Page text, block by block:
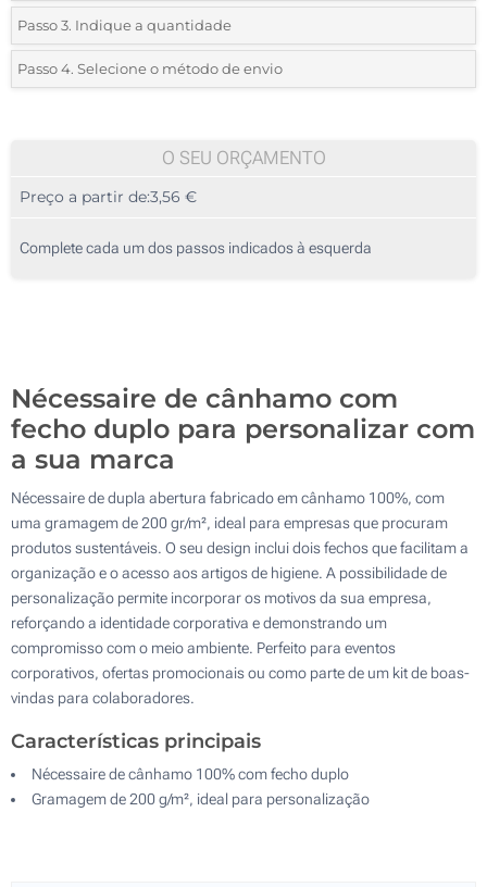
*Selecione o tipo de marcação e as cores do logotipo:
1 Cor (Na frente)
Passo 3. Indique a quantidade
*Quantidade mínima:10
20
50
Passo 4. Selecione o método de envio
O SEU ORÇAMENTO
Preço a partir de:3,56 €
Complete cada um dos passos indicados à esquerda
Nécessaire de cânhamo com
fecho duplo para personalizar com
a sua marca
Nécessaire de dupla abertura fabricado em cânhamo 100%, com
uma gramagem de 200 gr/m², ideal para empresas que procuram
produtos sustentáveis. O seu design inclui dois fechos que facilitam a
organização e o acesso aos artigos de higiene. A possibilidade de
personalização permite incorporar os motivos da sua empresa,
reforçando a identidade corporativa e demonstrando um
compromisso com o meio ambiente. Perfeito para eventos
corporativos, ofertas promocionais ou como parte de um kit de boas-
vindas para colaboradores.
Características principais
Nécessaire de cânhamo 100% com fecho duplo
Gramagem de 200 g/m², ideal para personalização